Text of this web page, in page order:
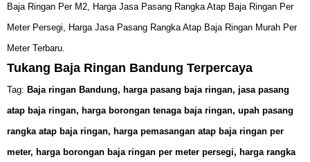
Baja Ringan Per M2, Harga Jasa Pasang Rangka Atap Baja Ringan Per
Meter Persegi, Harga Jasa Pasang Rangka Atap Baja Ringan Murah Per
Meter Terbaru.
Tukang Baja Ringan Bandung Terpercaya
Tag: Baja ringan Bandung, harga pasang baja ringan, jasa pasang
atap baja ringan, harga borongan tenaga baja ringan, upah pasang
rangka atap baja ringan, harga pemasangan atap baja ringan per
meter, harga borongan baja ringan per meter persegi, harga rangka